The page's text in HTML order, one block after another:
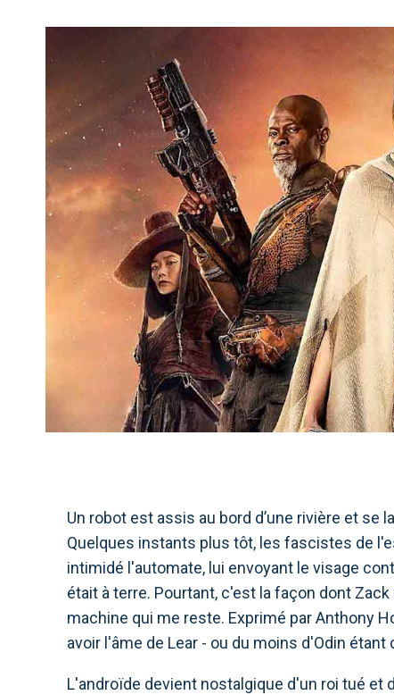
Un robot est assis au bord d’une rivière et se
Quelques instants plus tôt, les fascistes de
intimidé l'automate, lui envoyant le visage
était à terre. Pourtant, c'est la façon dont
machine qui me reste. Exprimé par Anthony
avoir l'âme de Lear - ou du moins d'Odin étant
L'androïde devient nostalgique d'un roi tué et